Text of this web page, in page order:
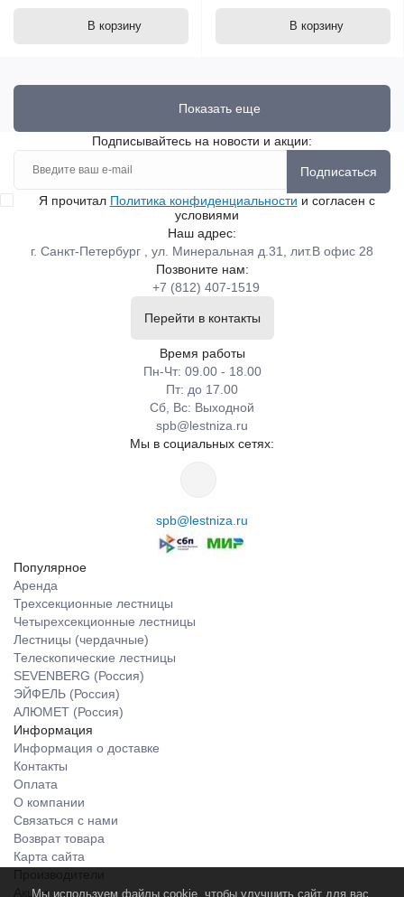
В корзину В корзину
Показать еще
Подписывайтесь на новости и акции:
Подписаться
Я прочитал Политика конфиденциальности и согласен с
условиями
Наш адрес:
г. Санкт-Петербург , ул. Минеральная д.31, лит.В офис 28
Позвоните нам:
+7 (812) 407-1519
Перейти в контакты
Время работы
Пн-Чт: 09.00 - 18.00
Пт: до 17.00
Сб, Вс: Выходной
spb@lestniza.ru
Мы в социальных сетях:
spb@lestniza.ru
Популярное
Аренда
Трехсекционные лестницы
Четырехсекционные лестницы
Лестницы (чердачные)
Телескопические лестницы
SEVENBERG (Россия)
ЭЙФЕЛЬ (Россия)
АЛЮМЕТ (Россия)
Информация
Информация о доставке
Контакты
Оплата
О компании
Связаться с нами
Возврат товара
Карта сайта
АкцииМы используем файлы cookie, чтобы улучшить сайт для вас.